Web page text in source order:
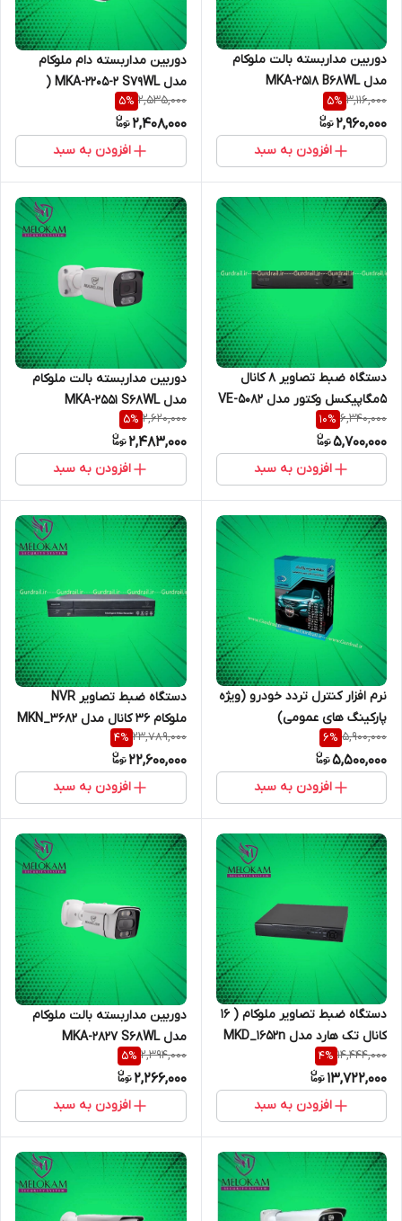
دوربین مداربسته بالت ملوکام
مدل MKA-2518 B68WL
3,116,000
5%
2,960,000
افزودن به سبد
دوربین مداربسته دام ملوکام
مدل MKA-2205-2 S79WL (
میکروفن دار)
2,535,000
5%
2,408,000
افزودن به سبد
دستگاه ضبط تصاویر 8 کانال
۵مگاپیکسل وکتور مدل VE-5082
6,340,000
10%
5,700,000
افزودن به سبد
دوربین مداربسته بالت ملوکام
مدل MKA-2551 S68WL
2,620,000
5%
2,483,000
افزودن به سبد
نرم افزار کنترل تردد خودرو (ویژه
پارکینگ های عمومی)
5,900,000
6%
5,500,000
افزودن به سبد
دستگاه ضبط تصاویر NVR
ملوکام 36 کانال مدل MKN_3682
4K-RH
23,789,000
4%
22,600,000
افزودن به سبد
دستگاه ضبط تصاویر ملوکام ( 16
کانال تک هارد مدل MKD_1652n
5M plite )
14,444,000
4%
13,722,000
افزودن به سبد
دوربین مداربسته بالت ملوکام
مدل MKA-2827 S68WL
2,394,000
5%
2,266,000
افزودن به سبد